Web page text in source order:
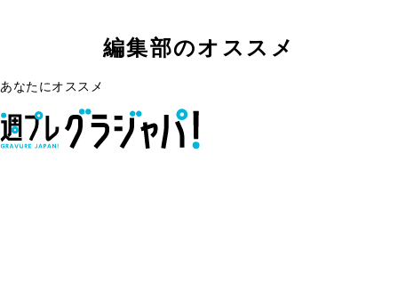
編集部のオススメ
あなたにオススメ